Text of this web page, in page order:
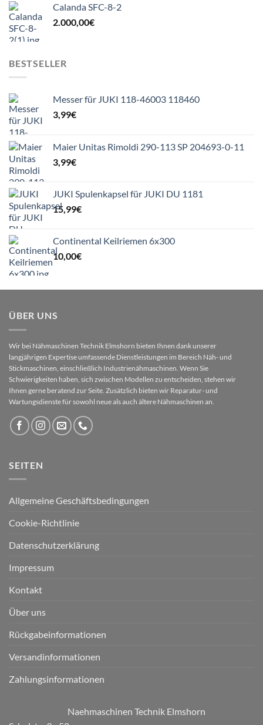
Calanda SFC-8-2
2.000,00€
BESTSELLER
Messer für JUKI 118-46003 118460
3,99€
Maier Unitas Rimoldi 290-113 SP 204693-0-11
3,99€
JUKI Spulenkapsel für JUKI DU 1181
15,99€
Continental Keilriemen 6x300
10,00€
ÜBER UNS
Wir bei Nähmaschinen Technik Elmshorn bieten Ihnen dank unserer
langjährigen Expertise umfassende Dienstleistungen im Bereich Näh- und
Stickmaschinen, einschließlich Industrienähmaschinen. Wenn Sie
Schwierigkeiten haben, sich zwischen Modellen zu entscheiden, stehen wir
Ihnen gerne beratend zur Seite. Zusätzlich bieten wir Reparatur- und
Wartungsdienste für sowohl neue als auch ältere Nähmaschinen an.
SEITEN
Allgemeine Geschäftsbedingungen
Cookie-Richtlinie
Datenschutzerklärung
Impressum
Kontakt
Über uns
Rückgabeinformationen
Versandinformationen
Zahlungsinformationen
Naehmaschinen Technik Elmshorn